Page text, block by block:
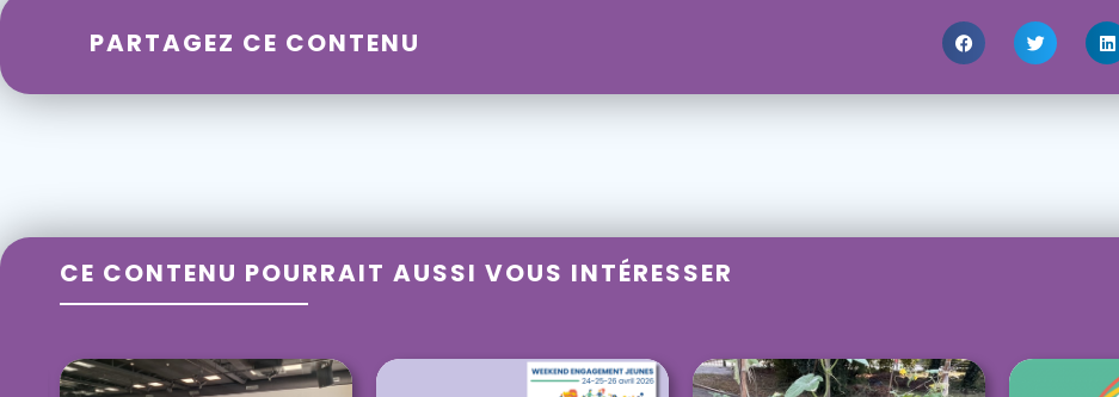
PARTAGEZ CE CONTENU
CE CONTENU POURRAIT AUSSI VOUS INTÉRESSER